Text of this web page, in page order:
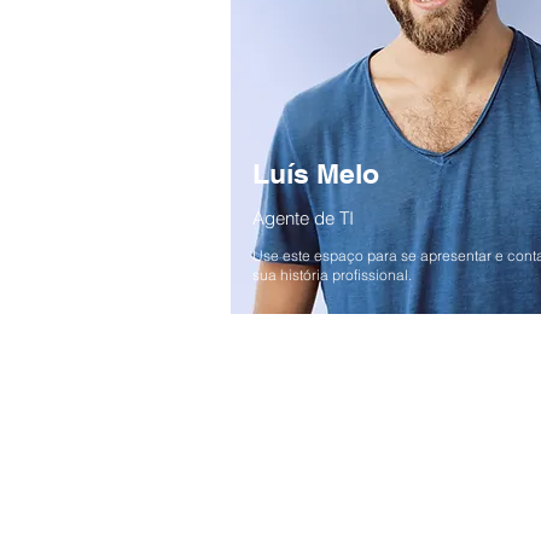
Luís Melo
Agente de TI
Use este espaço para se apresentar e
sua história profissional.